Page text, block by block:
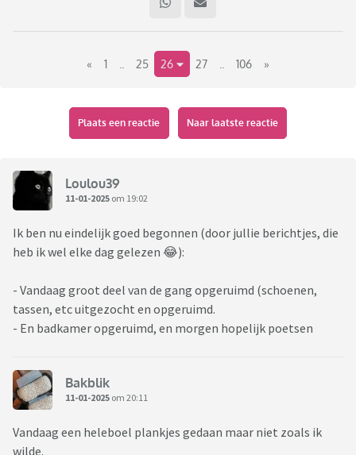
Vandaag maak ik me er makkelijk af met de halkast
bovenkant weer leegmaken. Netjes voor het oog.
« 1 25 26 27 106 »
Plaats een reactie Naar laatste reactie
Loulou39
11-01-2025 om 19:02
Ik ben nu eindelijk goed begonnen (door jullie berichtjes, die
heb ik wel elke dag gelezen 😂):
- Vandaag groot deel van de gang opgeruimd (schoenen,
tassen, etc uitgezocht en opgeruimd.
- En badkamer opgeruimd, en morgen hopelijk poetsen
Bakblik
11-01-2025 om 20:11
Vandaag een heleboel plankjes gedaan maar niet zoals ik
wilde.